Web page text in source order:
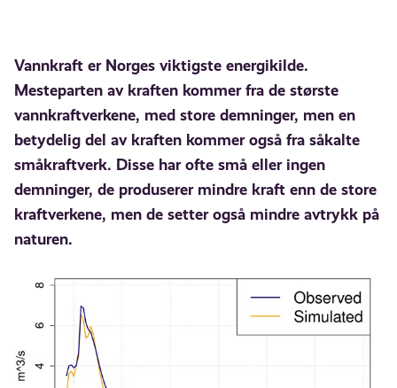
Vannkraft er Norges viktigste energikilde.
Mesteparten av kraften kommer fra de største
vannkraftverkene, med store demninger, men en
betydelig del av kraften kommer også fra såkalte
småkraftverk. Disse har ofte små eller ingen
demninger, de produserer mindre kraft enn de store
kraftverkene, men de setter også mindre avtrykk på
naturen.